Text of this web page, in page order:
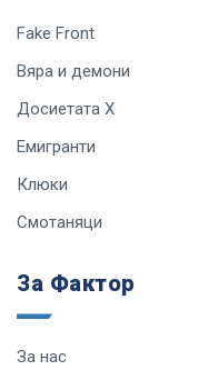
Fake Front
Вяра и демони
Досиетата Х
Емигранти
Клюки
Смотаняци
За Фактор
За нас